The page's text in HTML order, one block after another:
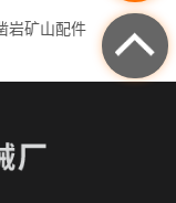
岩矿山配件